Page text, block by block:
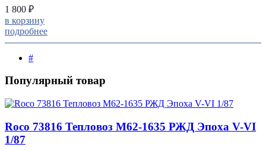
1 800 ₽
в корзину
подробнее
#
Популярный товар
Roco 73816 Тепловоз М62-1635 РЖД Эпоха V-VI
1/87